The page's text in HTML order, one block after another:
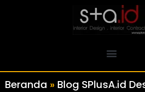
Beranda » Blog SPlusA.id